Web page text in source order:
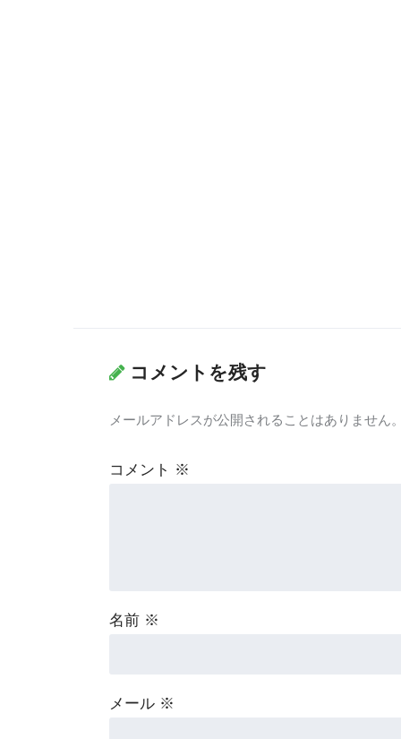
コメントを残す
メールアドレスが公開されることはありません
コメント ※
名前 ※
メール ※